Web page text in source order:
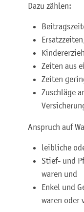
Dazu zählen:
Zeiten aus
Zeiten
Zuschläge
Anspruch auf
leibliche
Stief- und
waren und
Enkel und
waren oder